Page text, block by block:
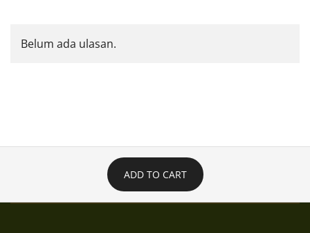
Belum ada ulasan.
ADD TO CART